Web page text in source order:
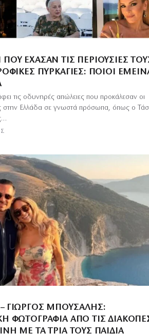
ΈΧΑΣΑΝ ΤΙΣ ΠΕΡΙΟΥΣΊΕΣ
ΠΥΡΚΑΓΙΈΣ: ΠΟΙΟΙ
τις οδυνηρές απώλειες που προκάλεσαν οι
στην Ελλάδα σε γνωστά πρόσωπα, όπως ο
ΓΙΏΡΓΟΣ ΜΠΟΎΣΑΛΗΣ:
ΦΩΤΟΓΡΑΦΊΑ ΑΠΌ ΤΙΣ
ΜΕ ΤΑ ΤΡΊΑ ΤΟΥΣ ΠΑΙΔΙΆ